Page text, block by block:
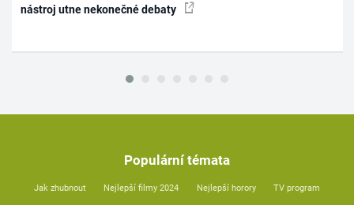
nástroj utne nekonečné debaty
Populární témata
Jak zhubnout Nejlepší filmy 2024 Nejlepší horory TV program